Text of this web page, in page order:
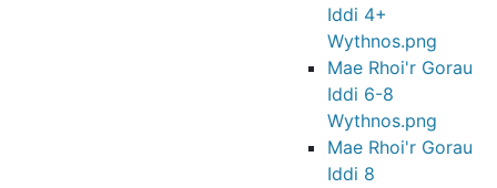
Iddi 4+
Wythnos.png
Mae Rhoi'r Gorau
Iddi 6-8
Wythnos.png
Mae Rhoi'r Gorau
Iddi 8